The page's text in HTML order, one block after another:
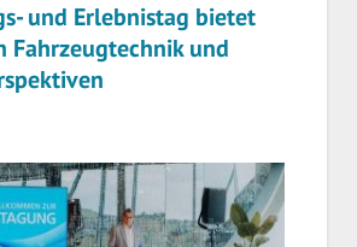
und Erlebnistag bietet
Fahrzeugtechnik und